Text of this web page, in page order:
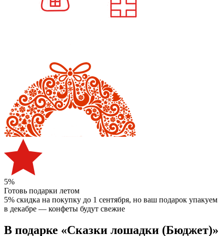
5%
Готовь подарки летом
5% скидка на покупку до 1 сентября, но ваш подарок упакуем
в декабре — конфеты будут свежие
В подарке «Сказки лошадки (Бюджет)»